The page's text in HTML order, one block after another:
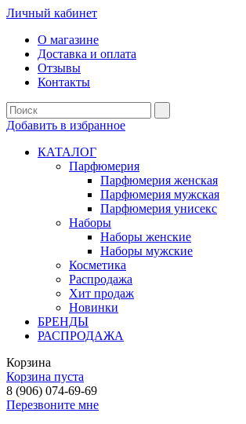
Личный кабинет
О магазине
Доставка и оплата
Отзывы
Контакты
Добавить в избранное
КАТАЛОГ
Парфюмерия
Парфюмерия женская
Парфюмерия мужская
Парфюмерия унисекс
Наборы
Наборы женские
Наборы мужские
Косметика
Распродажа
Хит продаж
Новинки
БРЕНДЫ
РАСПРОДАЖА
Корзина
Корзина пуста
8 (906) 074-69-69
Перезвоните мне